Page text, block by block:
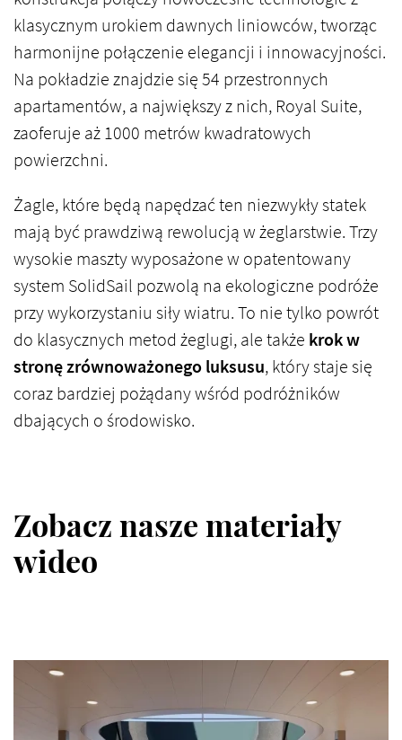
klasycznym urokiem dawnych liniowców, tworząc
harmonijne połączenie elegancji i innowacyjności.
Na pokładzie znajdzie się 54 przestronnych
apartamentów, a największy z nich, Royal Suite,
zaoferuje aż 1000 metrów kwadratowych
powierzchni.
Żagle, które będą napędzać ten niezwykły statek
mają być prawdziwą rewolucją w żeglarstwie. Trzy
wysokie maszty wyposażone w opatentowany
system SolidSail pozwolą na ekologiczne podróże
przy wykorzystaniu siły wiatru. To nie tylko powrót
do klasycznych metod żeglugi, ale także krok w
stronę zrównoważonego luksusu, który staje się
coraz bardziej pożądany wśród podróżników
dbających o środowisko.
Zobacz nasze materiały
wideo